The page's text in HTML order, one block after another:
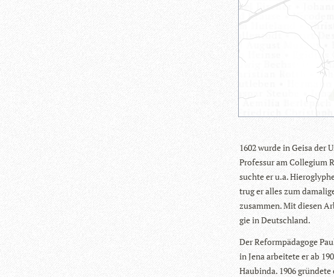
1602 wurde in Geisa der
Pro­fes­sur am Col­le­gium
suchte er u.a.
trug er alles zum
zusam­men. Mit die­sen
gie in Deutschland.
Der Reform­päd­agoge
in Jena arbei­tete er ab
Hau­binda. 1906